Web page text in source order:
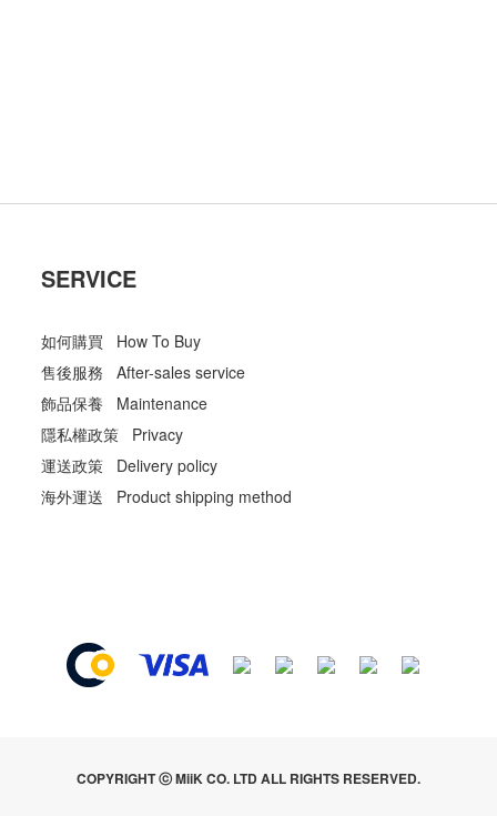
SERVICE
如何購買 How To Buy
售後服務 After-sales service
飾品保養 Maintenance
隱私權政策 Privacy
運送政策 Delivery policy
海外運送 Product shipping method
COPYRIGHT ⓒ MiiK CO. LTD ALL RIGHTS RESERVED.